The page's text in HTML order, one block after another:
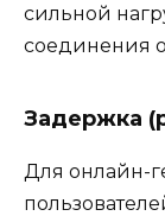
сильной
соединения
Задержка
Для онлайн-